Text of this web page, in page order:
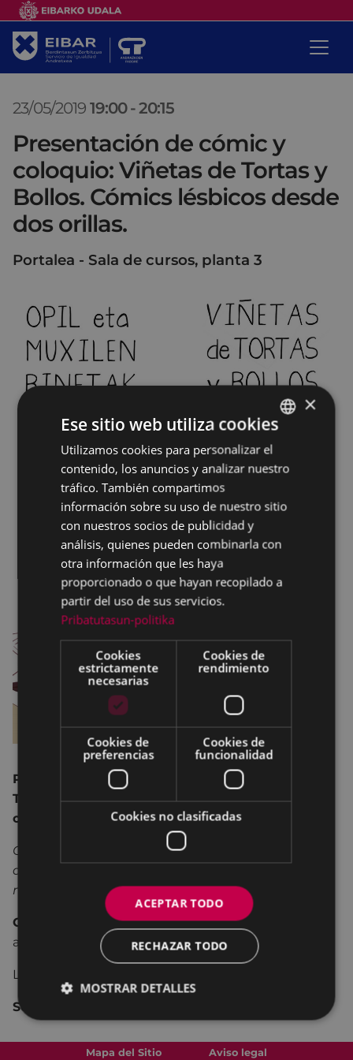
23/05/2019 19:00 -20:15
Presentación de cómic y
coloquio: Viñetas de Tortas y
Bollos. Cómics lésbicos desde
dos orillas.
Portalea - Sala de cursos, planta 3
Presentación de cómic y coloquio: Viñetas de
Tortas y Bollos. Cómics lésbicos desde dos
orillas.
Cómic coral en euskera y castellano formado por
diez historias protagonizadas y realizadas por
mujeres lesbianas de España y Latinoamérica.
Organizan:
Servicio de Igualdad-Andretxea y la
asociación Gehitu.
La actividad es
Se regalarán ejemplares del cómic en la charla.
Mapa del Sitio Aviso legal
BASQUE
SPANISH
×
Ese sitio web utiliza cookies
Utilizamos cookies para personalizar el
contenido, los anuncios y analizar nuestro
tráfico. También compartimos
información sobre su uso de nuestro sitio
con nuestros socios de publicidad y
análisis, quienes pueden combinarla con
otra información que les haya
proporcionado o que hayan recopilado a
partir del uso de sus servicios.
Pribatutasun-politika
Cookies
estrictamente
necesarias
Cookies de
rendimiento
Cookies de
preferencias
Cookies de
funcionalidad
Cookies no clasificadas
ACEPTAR TODO
RECHAZAR TODO
MOSTRAR DETALLES